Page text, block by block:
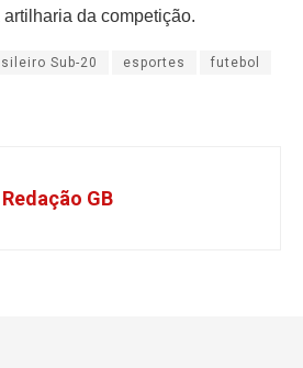
da competição.
Sub-20 esportes futebol
Redação GB